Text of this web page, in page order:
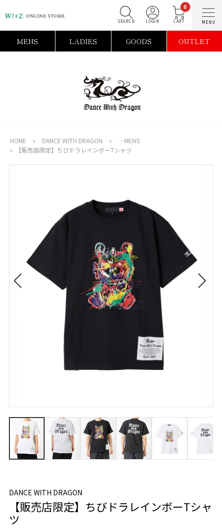
0
MENS LADIES GOODS OUTLET
HOME » DANCE WITH DRAGON »
―MENS
»
【販売店限定】ちびドラレインボーTシャツ
DANCE WITH DRAGON
【販売店限定】ちびドラレインボーTシャ
ツ